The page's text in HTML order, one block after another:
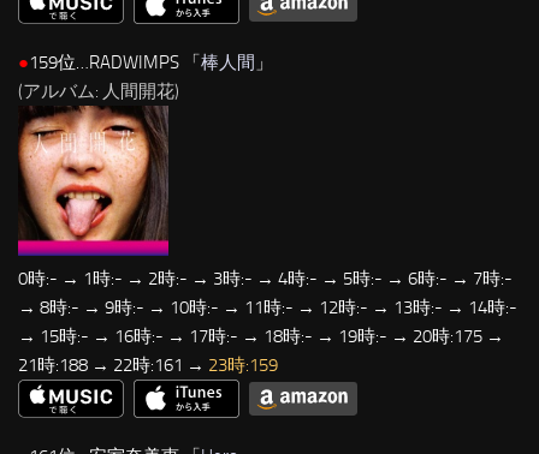
●159位…RADWIMPS 「棒人間 」
(アルバム: 人間開花)
0時:- → 1時:- → 2時:- → 3時:- → 4時:- → 5時:- → 6時:- → 7時:-
→ 8時:- → 9時:- → 10時:- → 11時:- → 12時:- → 13時:- → 14時:-
→ 15時:- → 16時:- → 17時:- → 18時:- → 19時:- → 20時:175 →
21時:188 → 22時:161 → 23時:159